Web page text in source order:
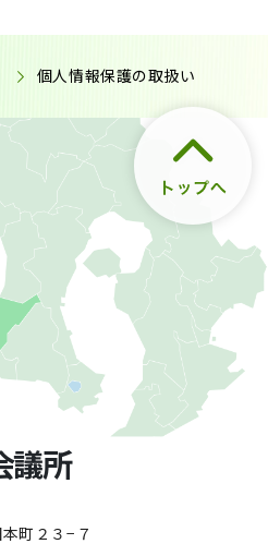
個人情報保護の取扱い
議所
町２３−７